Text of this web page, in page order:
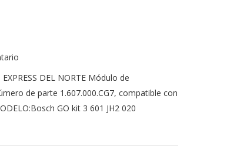
DEL NORTE Módulo de
de parte 1.607.000.CG7, compatible con
GO kit 3 601 JH2 020